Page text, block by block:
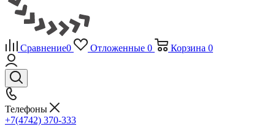
Сравнение0 Отложенные 0 Корзина 0
Телефоны
+7(4742) 370-333